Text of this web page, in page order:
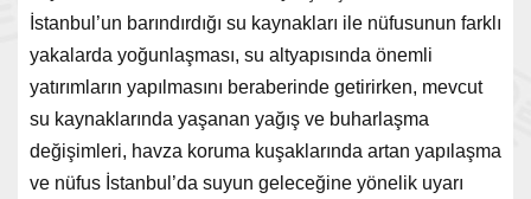
İstanbul’un barındırdığı su kaynakları ile nüfusunun farklı
yakalarda yoğunlaşması, su altyapısında önemli
yatırımların yapılmasını beraberinde getirirken, mevcut
su kaynaklarında yaşanan yağış ve buharlaşma
değişimleri, havza koruma kuşaklarında artan yapılaşma
ve nüfus İstanbul’da suyun geleceğine yönelik uyarı